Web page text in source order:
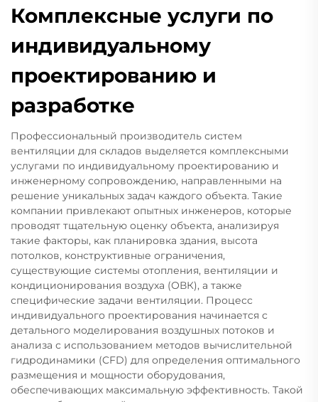
Комплексные услуги по
индивидуальному
проектированию и
разработке
Профессиональный производитель систем
вентиляции для складов выделяется комплексными
услугами по индивидуальному проектированию и
инженерному сопровождению, направленными на
решение уникальных задач каждого объекта. Такие
компании привлекают опытных инженеров, которые
проводят тщательную оценку объекта, анализируя
такие факторы, как планировка здания, высота
потолков, конструктивные ограничения,
существующие системы отопления, вентиляции и
кондиционирования воздуха (ОВК), а также
специфические задачи вентиляции. Процесс
индивидуального проектирования начинается с
детального моделирования воздушных потоков и
анализа с использованием методов вычислительной
гидродинамики (CFD) для определения оптимального
размещения и мощности оборудования,
обеспечивающих максимальную эффективность. Такой